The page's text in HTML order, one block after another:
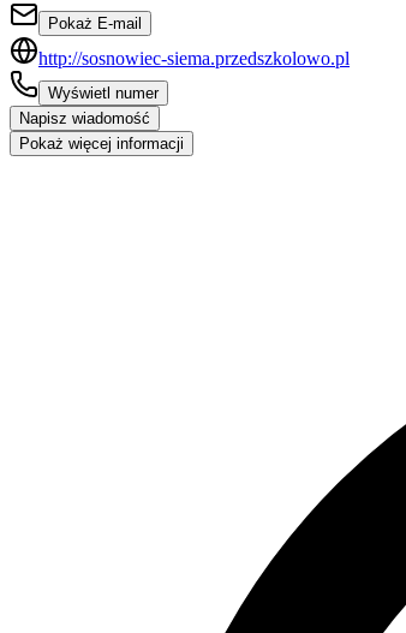
Pokaż E-mail
http://sosnowiec-siema.przedszkolowo.pl
Wyświetl numer
Napisz wiadomość
Pokaż więcej informacji